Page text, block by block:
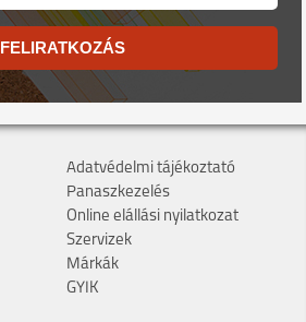
FELIRATKOZÁS
Adatvédelmi tájékoztató
Panaszkezelés
Online elállási nyilatkozat
Szervizek
Márkák
GYIK